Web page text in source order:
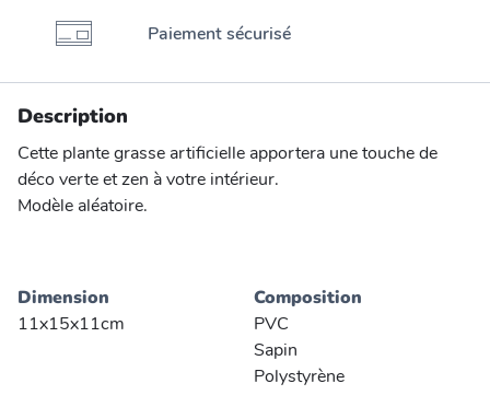
Paiement sécurisé
Description
Cette plante grasse artificielle apportera une touche de
déco verte et zen à votre intérieur.
Modèle aléatoire.
Dimension
11x15x11cm
Composition
PVC
Sapin
Polystyrène